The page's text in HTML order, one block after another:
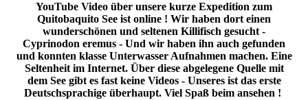
YouTube Video über unsere kurze Expedition zum
Quitobaquito See ist online ! Wir haben dort einen
wunderschönen und seltenen Killifisch gesucht -
Cyprinodon eremus - Und wir haben ihn auch gefunden
und konnten klasse Unterwasser Aufnahmen machen. Eine
Seltenheit im Internet. Über diese abgelegene Quelle mit
dem See gibt es fast keine Videos - Unseres ist das erste
Deutschsprachige überhaupt. Viel Spaß beim ansehen !